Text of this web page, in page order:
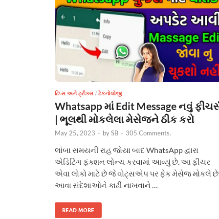
ટિપ્સ અને ટ્રીક્સ / ટેકનોલોજી
Whatsapp માં Edit Message નવું
| ભૂલથી મોકલેલા મેસેજને ઠીક કરો
May 25, 2023 - bySB - 305 Comments.
લાંબા સમયની રાહ જોયા બાદ WhatsApp દ્વારા
એડિટિંગ ફંક્શન લોન્ચ કરવામાં આવ્યું છે. આ ફીચર
એવા લોકો માટે છે જે વોટ્સએપ પર ફેક મેસેજ મોકલે
આવા સંદેશાઓને કાઢી નાખવાને …
READ MORE